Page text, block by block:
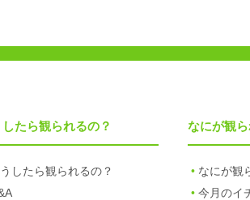
したら観られるの？
したら観られるの？
なにが観ら
なにが観
今月のイ